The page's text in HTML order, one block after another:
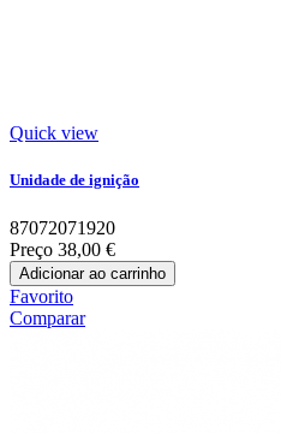
Quick view
Unidade de ignição
87072071920
Preço 38,00 €
Adicionar ao carrinho
Favorito
Comparar